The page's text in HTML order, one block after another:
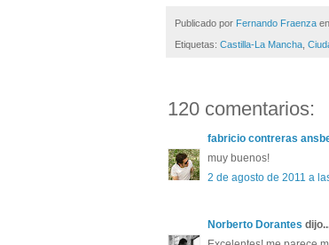
Publicado por Fernando Fraenza en
Etiquetas: Castilla-La Mancha,
120 comentarios:
fabricio contreras
muy buenos!
2 de agosto de 2011 a
Norberto Dorantes